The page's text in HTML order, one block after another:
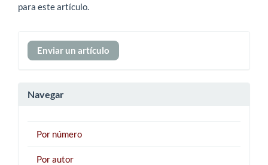
para este artículo.
Enviar
un
Enviar un artículo
Navegar
Por número
Por autor